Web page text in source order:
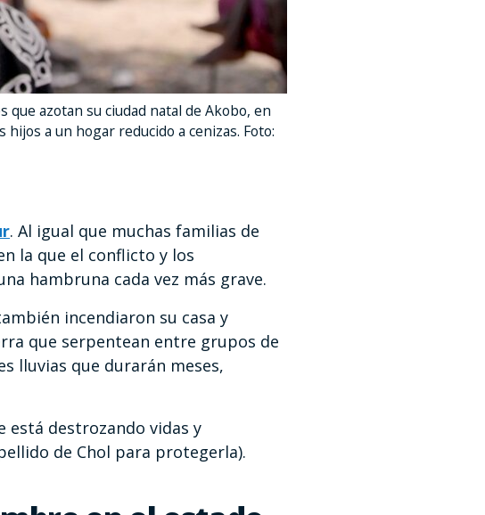
que azotan su ciudad natal de Akobo, en
a un hogar reducido a cenizas. Foto:
. Al igual que muchas familias de
la que el conflicto y los
hambruna cada vez más grave.
incendiaron su casa y
que serpentean entre grupos de
lluvias que durarán meses,
está destrozando vidas y
de Chol para protegerla).